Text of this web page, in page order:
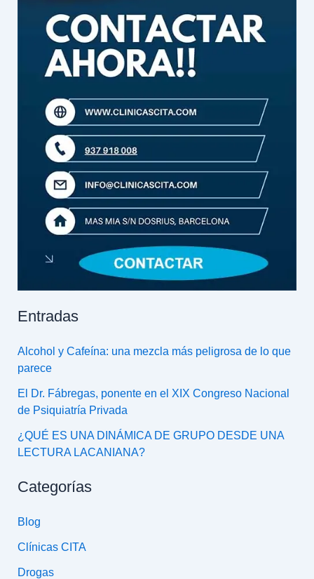
Entradas
Alcohol y Cafeína: una mezcla más peligrosa de lo que
parece
El Dr. Fábregas, ponente en el XIX Congreso Nacional
de Psiquiatría Privada
¿QUÉ ES UNA DINÁMICA DE GRUPO DESDE UNA
LECTURA LACANIANA?
Categorías
Blog
Clínicas CITA
Drogas